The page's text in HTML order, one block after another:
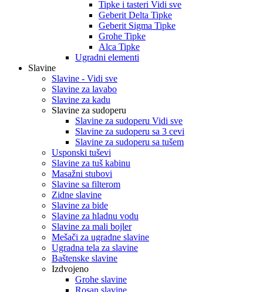
Tipke i tasteri Vidi sve
Geberit Delta Tipke
Geberit Sigma Tipke
Grohe Tipke
Alca Tipke
Ugradni elementi
Slavine
Slavine - Vidi sve
Slavine za lavabo
Slavine za kadu
Slavine za sudoperu
Slavine za sudoperu Vidi sve
Slavine za sudoperu sa 3 cevi
Slavine za sudoperu sa tušem
Usponski tuševi
Slavine za tuš kabinu
Masažni stubovi
Slavine sa filterom
Zidne slavine
Slavine za bide
Slavine za hladnu vodu
Slavine za mali bojler
Mešači za ugradne slavine
Ugradna tela za slavine
Baštenske slavine
Izdvojeno
Grohe slavine
Rosan slavine